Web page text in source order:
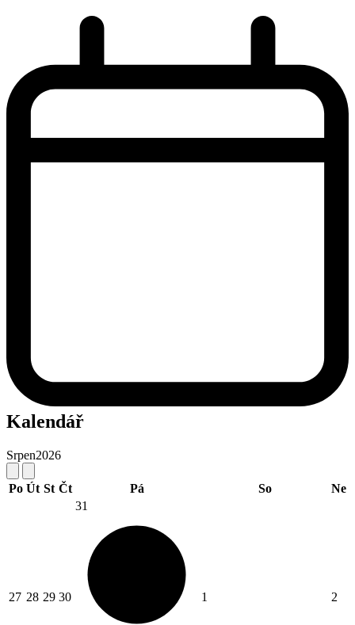
Kalendář
Srpen2026
Po Út St Čt Pá So Ne
27 28 29 30
31
1 2